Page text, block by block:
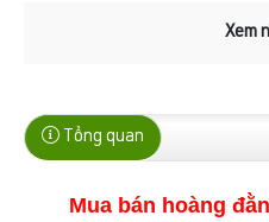
Xem
Tổng quan
Mua bán hoàng